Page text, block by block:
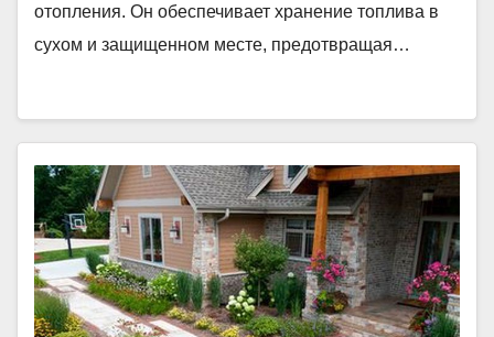
отопления. Он обеспечивает хранение топлива в
сухом и защищенном месте, предотвращая…